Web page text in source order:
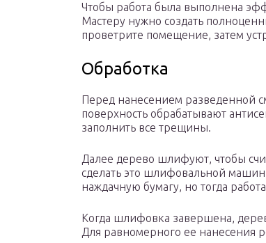
Чтобы работа была выполнена
Мастеру нужно создать
проветрите помещение, затем
Обработка
Перед нанесением разведенной
поверхность обрабатывают
заполнить все трещины.
Далее дерево шлифуют, чтобы
сделать это шлифовальной
наждачную бумагу, но тогда
Когда шлифовка завершена,
Для равномерного ее нанесения